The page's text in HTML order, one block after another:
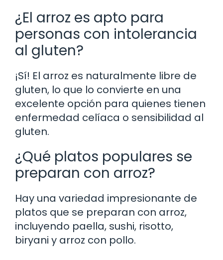
¿El arroz es apto para
personas con intolerancia
al gluten?
¡Sí! El arroz es naturalmente libre de
gluten, lo que lo convierte en una
excelente opción para quienes tienen
enfermedad celíaca o sensibilidad al
gluten.
¿Qué platos populares se
preparan con arroz?
Hay una variedad impresionante de
platos que se preparan con arroz,
incluyendo paella, sushi, risotto,
biryani y arroz con pollo.